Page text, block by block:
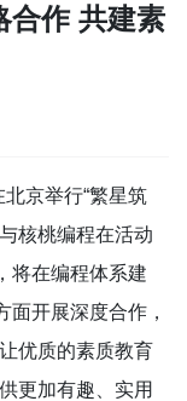
合作 共建素
京举行“繁星筑
核桃编程在活动
将在编程体系建
开展深度合作，
优质的素质教育
更加有趣、实用